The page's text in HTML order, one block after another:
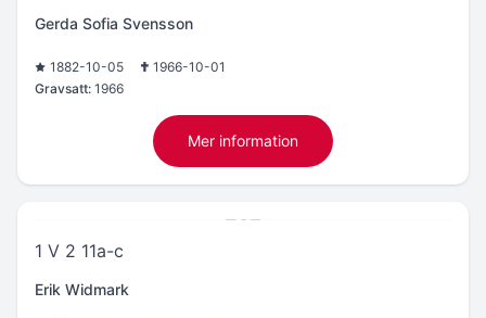
Gerda Sofia Svensson
1882-10-05
1966-10-01
Gravsatt: 1966
Mer information
1 V 2 11a-c
Erik Widmark